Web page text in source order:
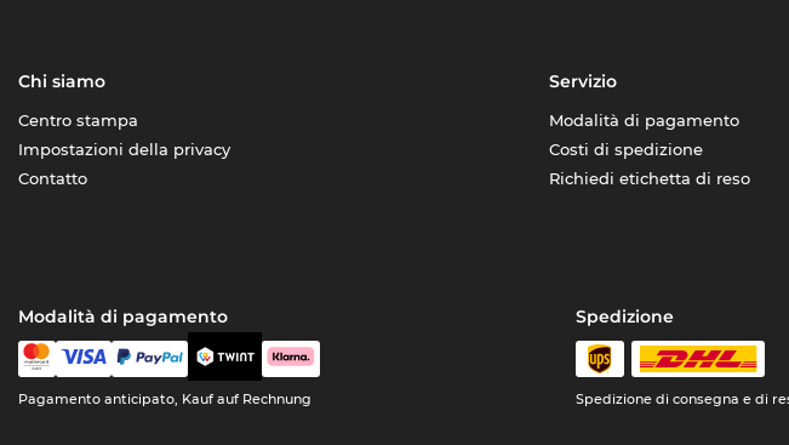
Chi siamo
Centro stampa
Impostazioni della privacy
Contatto
Servizio
Modalità di pagamento
Costi di spedizione
Richiedi etichetta di reso
Modalità di pagamento
Pagamento anticipato, Kauf auf Rechnung
Spedizione
Spedizione di consegna e di